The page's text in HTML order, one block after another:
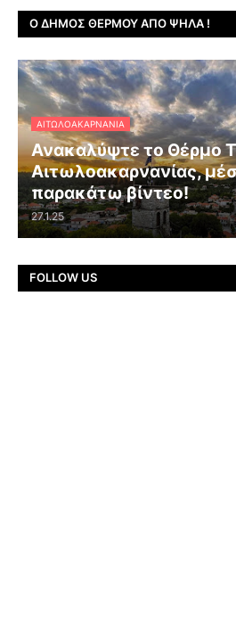
Ο ΔΉΜΟΣ ΘΈΡΜΟΥ ΑΠΌ ΨΗΛΆ !
ΑΙΤΩΛΟΑΚΑΡΝΑΝΊΑ
Ανακαλύψτε το Θέρμο
Αιτωλοακαρνανίας,
παρακάτω βίντεο!
27.1.25
FOLLOW US